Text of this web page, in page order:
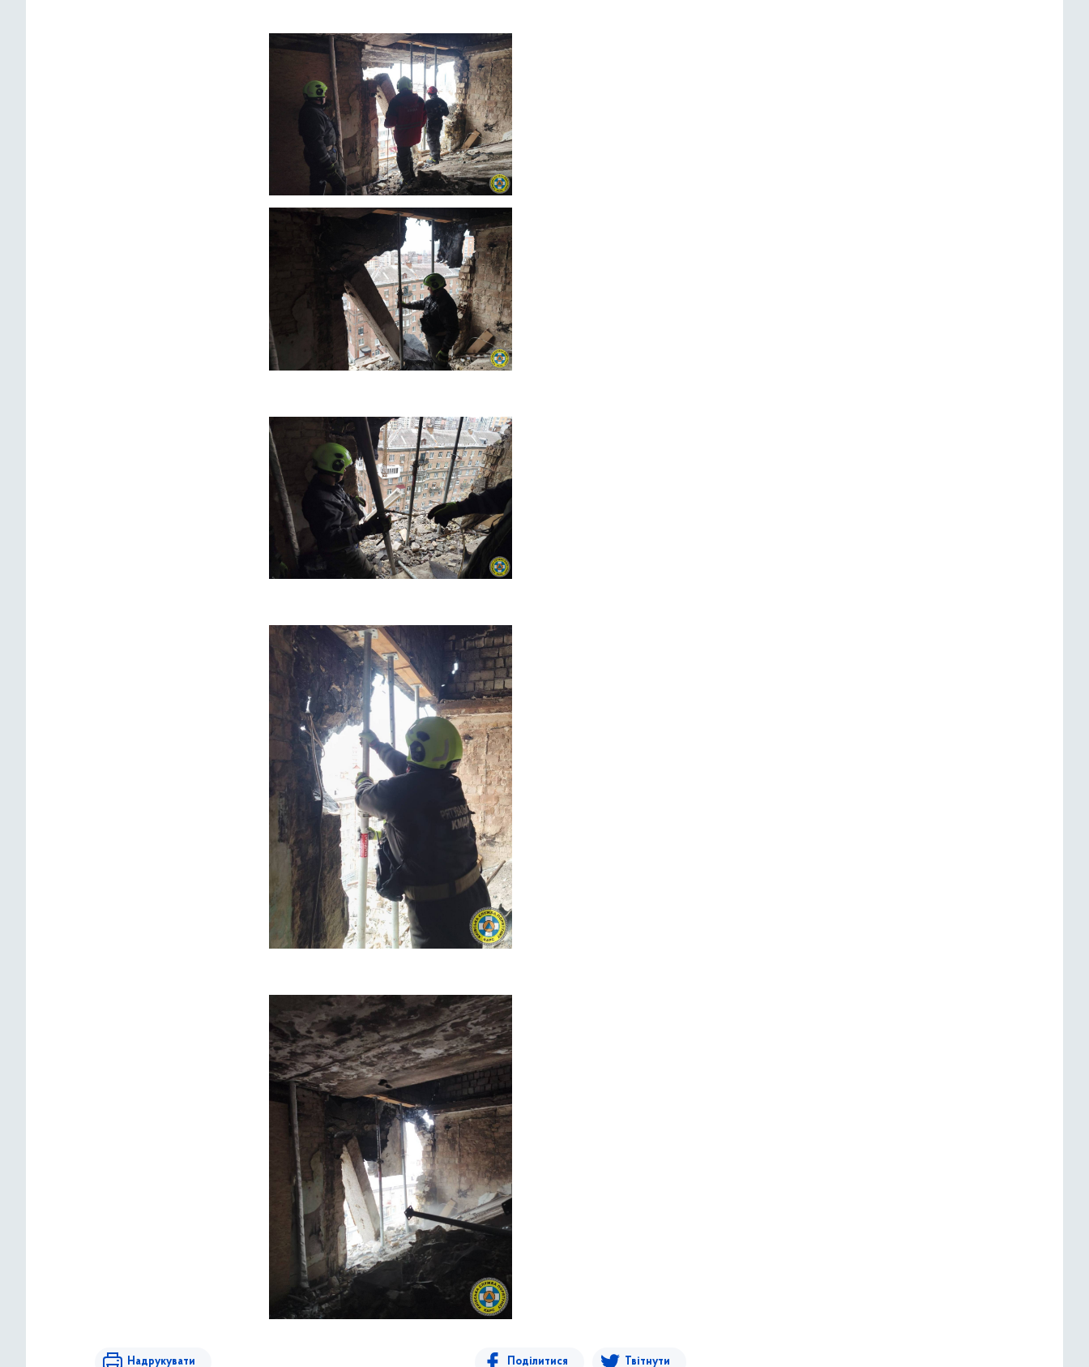
Надрукувати Поділитися Твітнути